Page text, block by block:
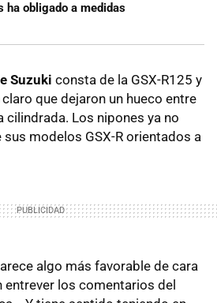
ha obligado a medidas
Suzuki consta de la GSX-R125 y
claro que dejaron un hueco entre
cilindrada. Los nipones ya no
modelos GSX-R orientados a
algo más favorable de cara
entrever los comentarios del